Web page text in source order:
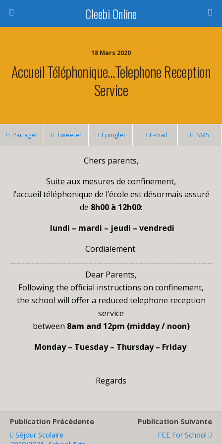
Cleebi Online
18 Mars 2020
Accueil Téléphonique…Telephone Reception
Service
Partager Tweeter Épingler E-mail SMS
Chers parents,
Suite aux mesures de confinement,
l’accueil téléphonique de l’école est désormais assuré
de 8h00 à 12h00:
lundi – mardi – jeudi – vendredi
Cordialement.
Dear Parents,
Following the official instructions on confinement,
the school will offer a reduced telephone reception
service
between 8am and 12pm (midday / noon)
Monday – Tuesday – Thursday – Friday
Regards
Publication Précédente
Séjour Scolaire
Publication Suivante
FCE For School